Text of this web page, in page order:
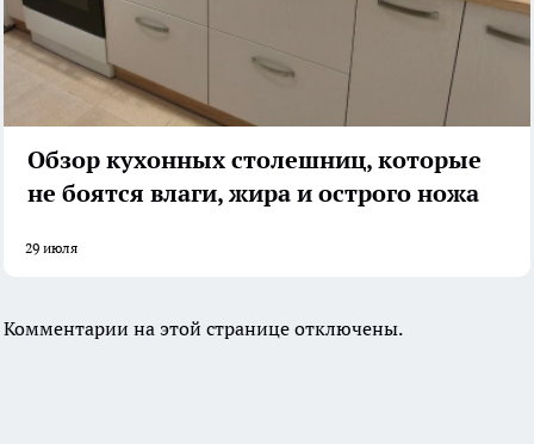
Обзор кухонных столешниц, которые
не боятся влаги, жира и острого ножа
29 июля
Комментарии на этой странице отключены.